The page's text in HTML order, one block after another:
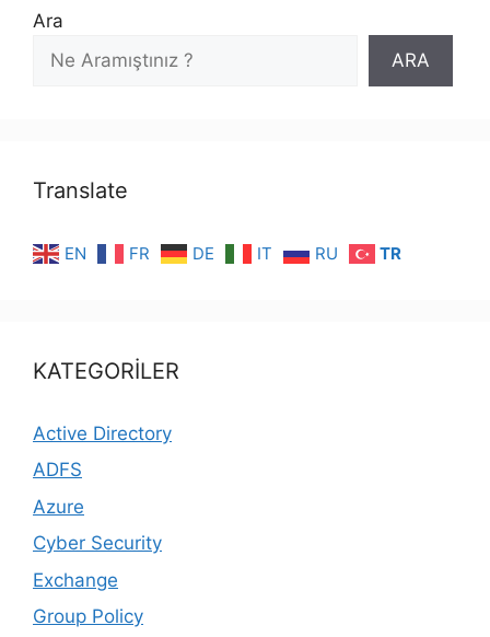
Ara
ARA
Translate
EN FR DE IT RU TR
KATEGORİLER
Active Directory
ADFS
Azure
Cyber Security
Exchange
Group Policy